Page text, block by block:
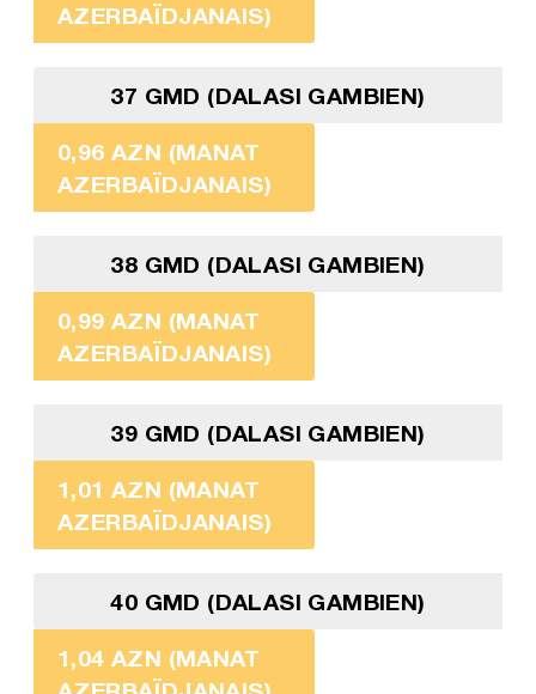
AZERBAÏDJANAIS)
37 GMD (DALASI GAMBIEN)
0,96 AZN (MANAT
AZERBAÏDJANAIS)
38 GMD (DALASI GAMBIEN)
0,99 AZN (MANAT
AZERBAÏDJANAIS)
39 GMD (DALASI GAMBIEN)
1,01 AZN (MANAT
AZERBAÏDJANAIS)
40 GMD (DALASI GAMBIEN)
1,04 AZN (MANAT